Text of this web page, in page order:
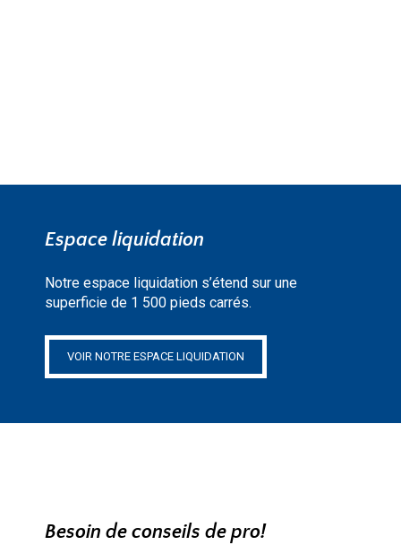
Espace liquidation
Notre espace liquidation s’étend sur une
superficie de 1 500 pieds carrés.
VOIR NOTRE ESPACE LIQUIDATION
Besoin de conseils de pro!